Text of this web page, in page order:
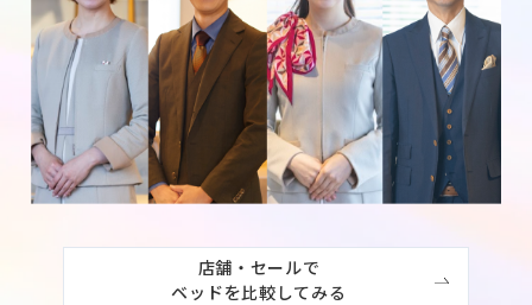
店舗・セールで
ベッドを比較してみる